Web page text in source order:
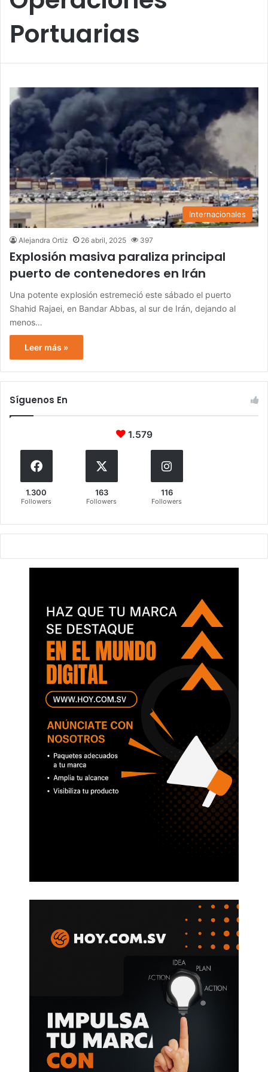
Portuarias
Internacionales
Alejandra Ortiz 26 abril, 2025 397
Explosión masiva paraliza principal
puerto de contenedores en Irán
Una potente explosión estremeció este sábado el puerto
Shahid Rajaei, en Bandar Abbas, al sur de Irán, dejando al
menos…
Leer más »
Síguenos En
1.579
1.300
Followers
163
Followers
116
Followers